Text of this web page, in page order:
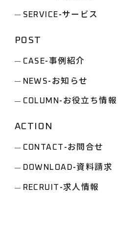
SERVICE-サービス
POST
CASE-事例紹介
NEWS-お知らせ
COLUMN-お役立ち情報
ACTION
CONTACT -お問合せ
DOWNLOAD-資料請求
RECRUIT -求人情報